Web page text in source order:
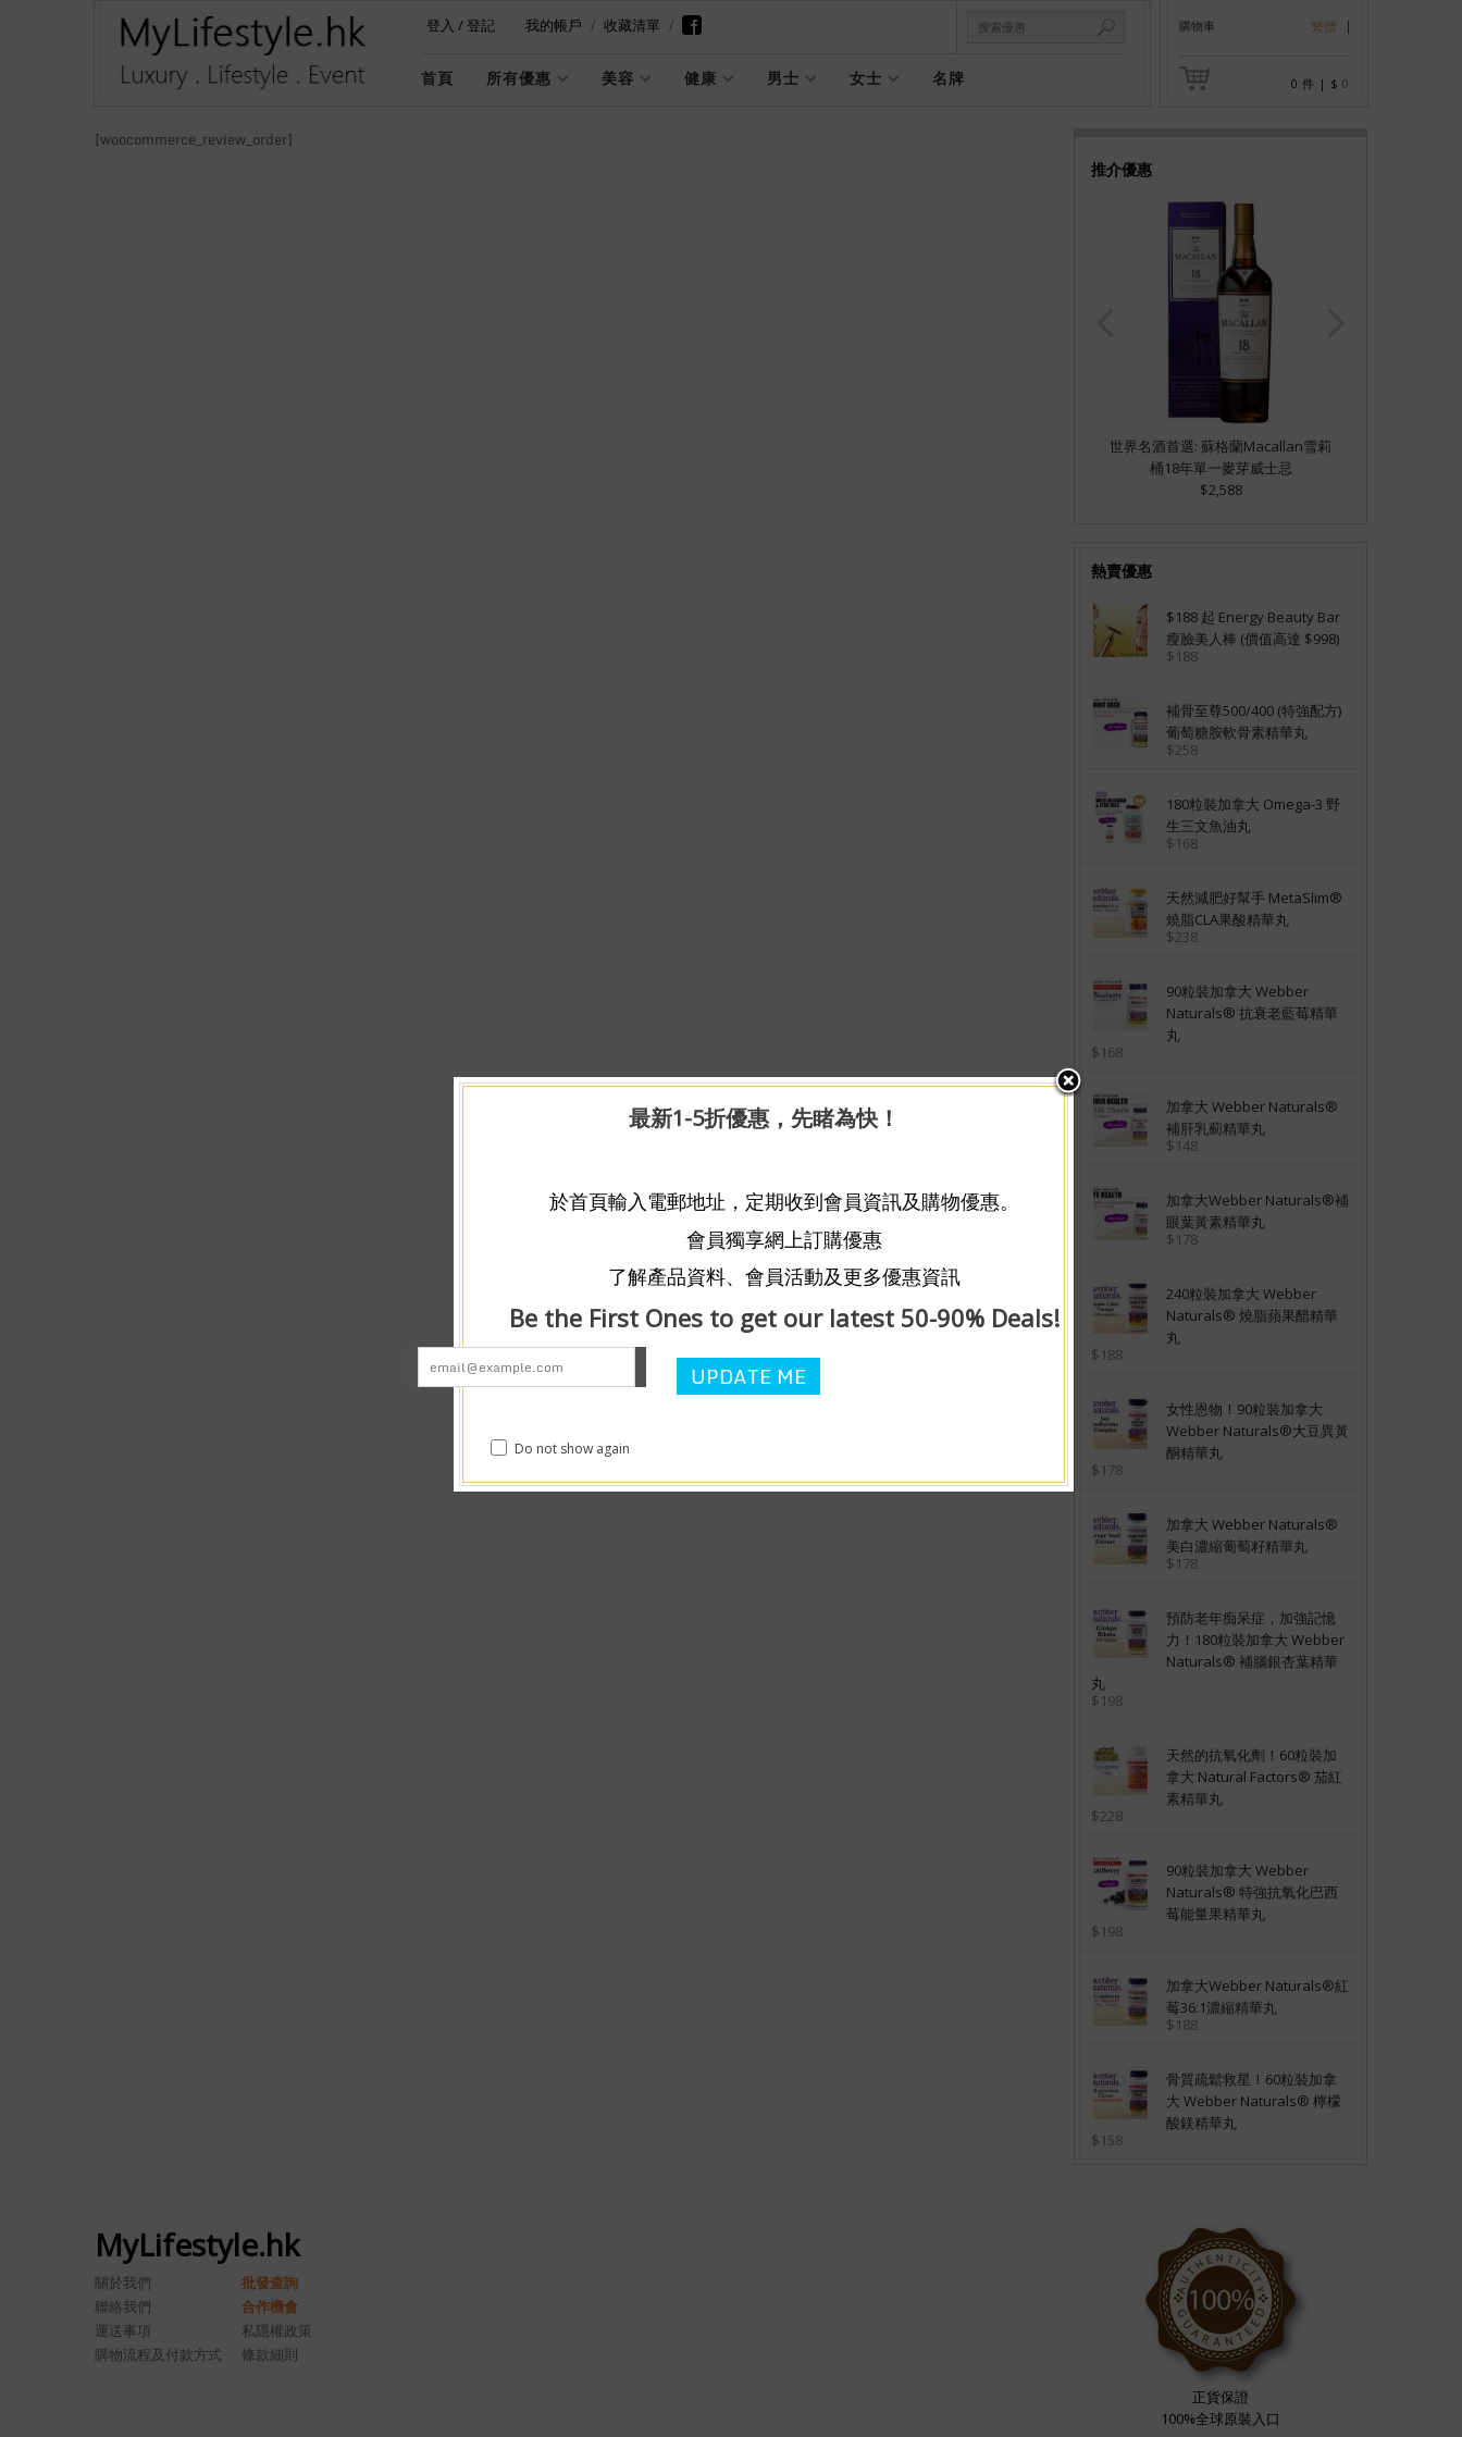
登入 /登記 我的帳戶 收藏清單
首頁 所有優惠 美容 健康 男士 女士 名牌
購物車 繁體
0 件 | $ 0
[woocommerce_review_order]
推介優惠
世界名酒首選: 蘇格蘭Macallan雪莉
桶18年單一麥芽威士忌
$2,588
熱賣優惠
$188 起 Energy Beauty Bar
瘦臉美人棒 (價值高達 $998)
$188
補骨至尊500/400 (特強配方)
葡萄糖胺軟骨素精華丸
$258
180粒裝加拿大 Omega-3 野
生三文魚油丸
$168
天然減肥好幫手 MetaSlim®
燒脂CLA果酸精華丸
$238
90粒裝加拿大 Webber
Naturals® 抗衰老藍莓精華
丸
$168
加拿大 Webber Naturals®
補肝乳薊精華丸
$148
加拿大Webber Naturals®補
眼葉黃素精華丸
$178
240粒裝加拿大 Webber
Naturals® 燒脂蘋果醋精華
丸
$188
女性恩物！90粒裝加拿大
Webber Naturals®大豆異黃
酮精華丸
$178
加拿大 Webber Naturals®
美白濃縮葡萄籽精華丸
$178
預防老年痴呆症，加強記憶
力！180粒裝加拿大 Webber
Naturals® 補腦銀杏葉精華
丸
$198
天然的抗氧化劑！60粒裝加
拿大 Natural Factors® 茄紅
素精華丸
$228
90粒裝加拿大 Webber
Naturals® 特強抗氧化巴西
莓能量果精華丸
$198
加拿大Webber Naturals®紅
莓36:1濃縮精華丸
$188
骨質疏鬆救星！60粒裝加拿
大 Webber Naturals® 檸檬
酸鎂精華丸
$158
MyLifestyle.hk
關於我們
批發查詢
聯絡我們
合作機會
運送事項
私隱權政策
購物流程及付款方式
條款細則
正貨保證
100%全球原裝入口
最新1-5折優惠，先睹為快！
於首頁輸入電郵地址，定期收到會員資訊及購物優惠。
會員獨享網上訂購優惠
了解產品資料、會員活動及更多優惠資訊
Be the First Ones to get our latest 50-90% Deals!
Do not show again